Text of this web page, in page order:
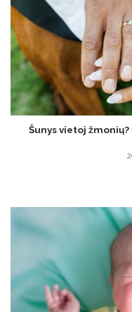
Šunys vietoj